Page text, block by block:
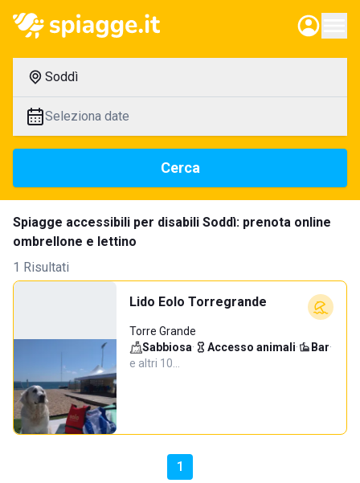
Soddì
Seleziona date
Cerca
Spiagge accessibili per disabili Soddì: prenota online
ombrellone e lettino
1 Risultati
Lido Eolo Torregrande
Torre Grande
Sabbiosa· Accesso animali· Bar·
e altri 10…
1